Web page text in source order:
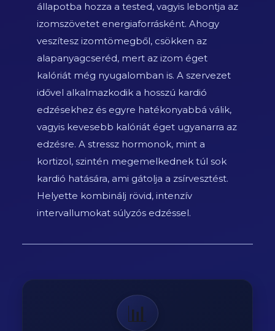
állapotba hozza a tested, vagyis lebontja az
izomszövetet energiaforrásként. Ahogy
veszítesz izomtömegből, csökken az
alapanyagcseréd, mert az izom éget
kalóriát még nyugalomban is. A szervezet
idővel alkalmazkodik a hosszú kardió
edzésekhez és egyre hatékonyabbá válik,
vagyis kevesebb kalóriát éget ugyanarra az
edzésre. A stressz hormonok, mint a
kortizol, szintén megemelkednek túl sok
kardió hatására, ami gátolja a zsírvesztést.
Helyette kombinálj rövid, intenzív
intervallumokat súlyzós edzéssel.
📊